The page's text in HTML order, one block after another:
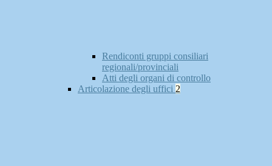
Rendiconti gruppi consiliari
regionali/provinciali
Atti degli organi di controllo
Articolazione degli uffici 2